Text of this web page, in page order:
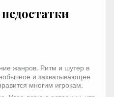
жанров. Ритм и шутер в
и захватывающее
многим игрокам.